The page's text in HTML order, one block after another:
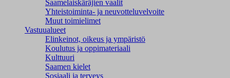
Saamelaiskäräjien vaalit
Yhteistoiminta- ja neuvotteluvelvoite
Muut toimielimet
Vastuualueet
Elinkeinot, oikeus ja ympäristö
Koulutus ja oppimateriaali
Kulttuuri
Saamen kielet
Sosiaali ja terveys